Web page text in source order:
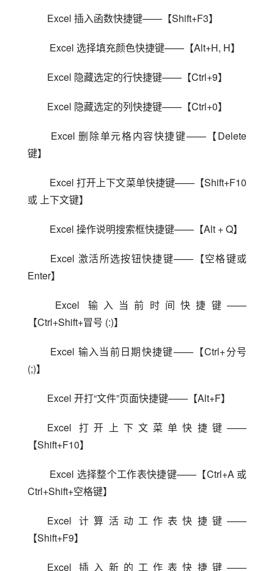
Excel 插入函数快捷键——【Shift+F3】
Excel 选择填充颜色快捷键——【Alt+H, H】
Excel 隐藏选定的行快捷键——【Ctrl+9】
Excel 隐藏选定的列快捷键——【Ctrl+0】
键】
或 上下文键】
Excel 操作说明搜索框快捷键——【Alt + Q】
Enter】
【Ctrl+Shift+冒号 (:)】
(;)】
Excel 开打“文件”页面快捷键——【Alt+F】
Excel 打开上下文菜单快捷键——
【Shift+F10】
Ctrl+Shift+空格键】
Excel 计算活动工作表快捷键——
【Shift+F9】
Excel 插入新的工作表快捷键——